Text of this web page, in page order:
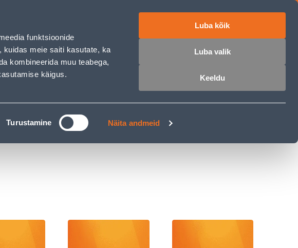
funktsioonide
meie saiti kasutate, ka
kombineerida muu teabega,
käigus.
Turustamine Näita andmeid
Luba kõik
Luba valik
Keeldu
Logi sisse
JÄRELMAKS